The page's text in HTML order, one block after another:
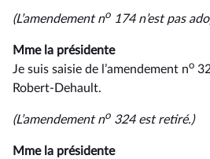
(L’amendement no 174 n’est pas
Mme la présidente
Je suis saisie de l’amendement no
Robert-Dehault.
(L’amendement no 324 est retiré.)
Mme la présidente